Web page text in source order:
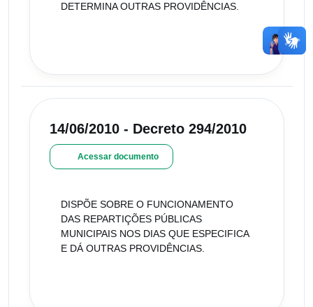
DETERMINA OUTRAS PROVIDÊNCIAS.
14/06/2010 - Decreto 294/2010
Acessar documento
DISPÕE SOBRE O FUNCIONAMENTO
DAS REPARTIÇÕES PÚBLICAS
MUNICIPAIS NOS DIAS QUE ESPECIFICA
E DÁ OUTRAS PROVIDÊNCIAS.